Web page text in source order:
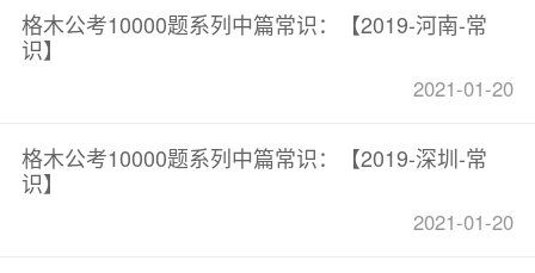
格木公考10000题系列中篇常识：【2019-河南-常
识】
2021-01-20
格木公考10000题系列中篇常识：【2019-深圳-常
识】
2021-01-20